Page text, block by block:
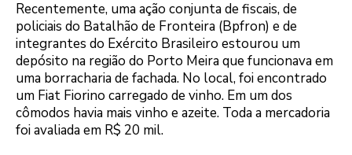
Recentemente, uma ação conjunta de fiscais, de
policiais do Batalhão de Fronteira (Bpfron) e de
integrantes do Exército Brasileiro estourou um
depósito na região do Porto Meira que funcionava em
uma borracharia de fachada. No local, foi encontrado
um Fiat Fiorino carregado de vinho. Em um dos
cômodos havia mais vinho e azeite. Toda a mercadoria
foi avaliada em R$ 20 mil.